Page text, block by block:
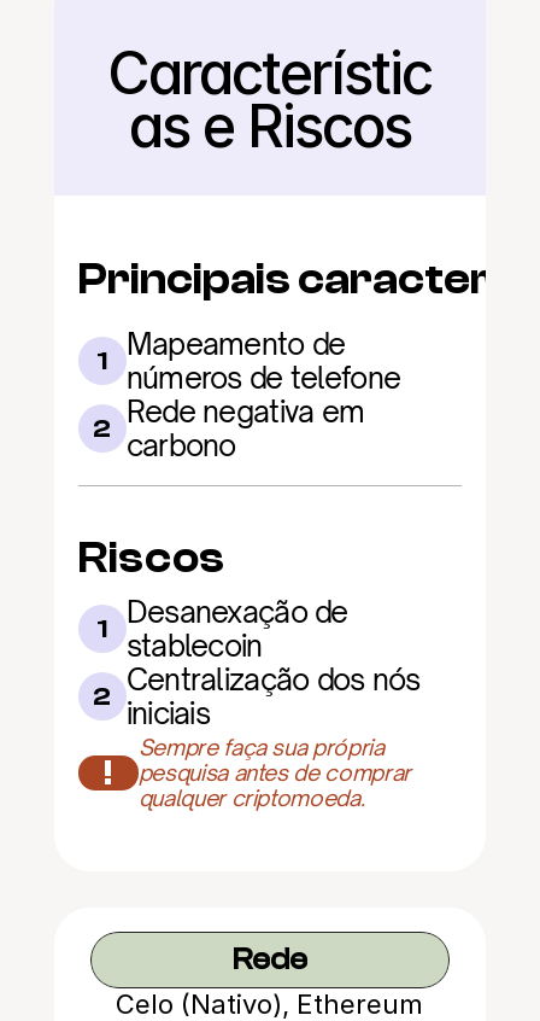
Voltar
Característic
as e Riscos
Principais
1
Mapeamento de
números de telefone
2 Rede negativa em
carbono
Riscos
1
Desanexação de
stablecoin
2 Centralização dos nós
iniciais
!
Sempre faça sua própria
pesquisa antes de comprar
qualquer criptomoeda.
Rede
Celo (Nativo), Ethereum